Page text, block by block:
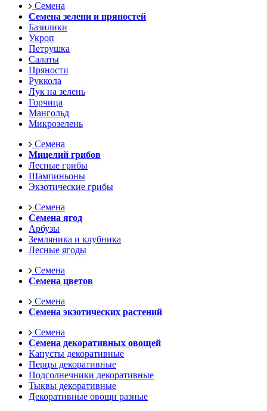
Семена
Семена зелени и пряностей
Базилики
Укроп
Петрушка
Салаты
Пряности
Руккола
Лук на зелень
Горчица
Мангольд
Микрозелень
Семена
Мицелий грибов
Лесные грибы
Шампиньоны
Экзотические грибы
Семена
Семена ягод
Арбузы
Земляника и клубника
Лесные ягоды
Семена
Семена цветов
Семена
Семена экзотических растений
Семена
Семена декоративных овощей
Капусты декоративные
Перцы декоративные
Подсолнечники декоративные
Тыквы декоративные
Декоративные овощи разные